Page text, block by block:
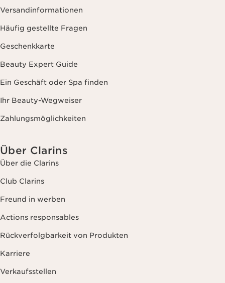
Versandinformationen
Häufig gestellte Fragen
Geschenkkarte
Beauty Expert Guide
Ein Geschäft oder Spa finden
Ihr Beauty-Wegweiser
Zahlungsmöglichkeiten
Über Clarins
Über die Clarins
Club Clarins
Freund in werben
Actions responsables
Rückverfolgbarkeit von Produkten
Karriere
Verkaufsstellen